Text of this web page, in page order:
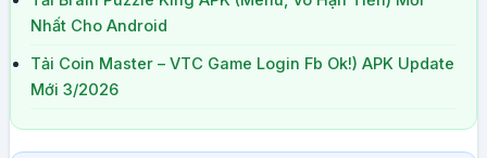
Nhất Cho Android
Tải Coin Master – VTC Game Login Fb Ok!) APK Update
Mới 3/2026